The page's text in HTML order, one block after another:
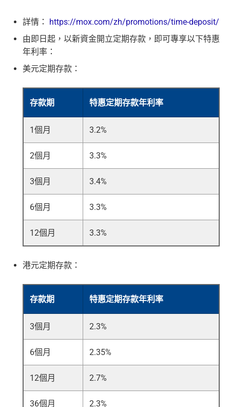
詳情： https://mox.com/zh/promotions/time-deposit/
由即日起，以新資金開立定期存款，即可專享以下特惠
年利率：
美元定期存款：
存款期 特惠定期存款年利率
1個月 3.2%
2個月 3.3%
3個月 3.4%
6個月 3.3%
12個月 3.3%
港元定期存款：
存款期 特惠定期存款年利率
3個月 2.3%
6個月 2.35%
12個月 2.7%
36個月 2.3%